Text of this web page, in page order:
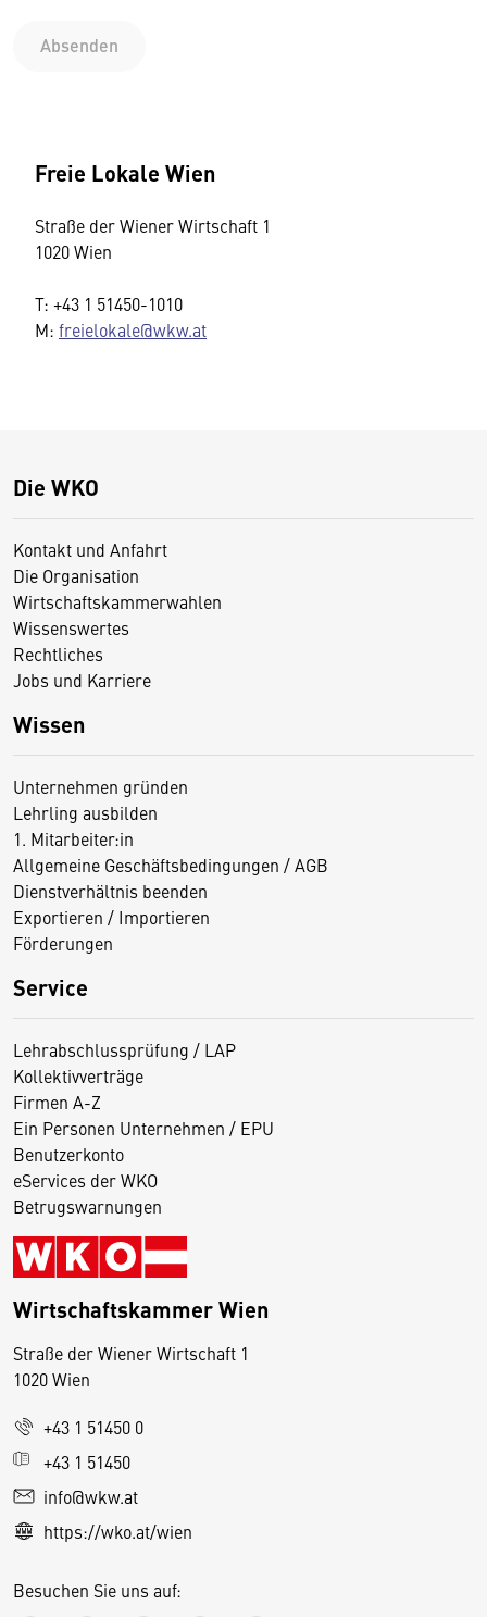
Absenden
Freie Lokale Wien
Straße der Wiener Wirtschaft 1
1020 Wien
T: +43 1 51450-1010
M: freielokale@wkw.at
Die WKO
Kontakt und Anfahrt
Die Organisation
Wirtschaftskammerwahlen
Wissenswertes
Rechtliches
Jobs und Karriere
Wissen
Unternehmen gründen
Lehrling ausbilden
1. Mitarbeiter:in
Allgemeine Geschäftsbedingungen / AGB
Dienstverhältnis beenden
Exportieren / Importieren
Förderungen
Service
Lehrabschlussprüfung / LAP
Kollektivverträge
Firmen A-Z
Ein Personen Unternehmen / EPU
Benutzerkonto
eServices der WKO
Betrugswarnungen
Wirtschaftskammer Wien
Straße der Wiener Wirtschaft 1
1020 Wien
+43 1 51450 0
+43 1 51450
info@wkw.at
https://wko.at/wien
Besuchen Sie uns auf:
D
e
s
S